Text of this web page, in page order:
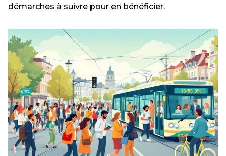
démarches à suivre pour en bénéficier.